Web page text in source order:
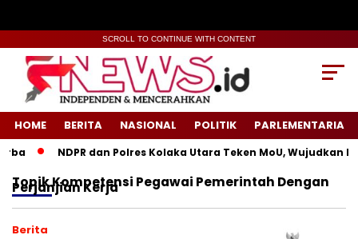
SCROLL TO CONTINUE WITH CONTENT
HOME BERITA NASIONAL POLITIK PARLEMENTARIA
NDPR dan Polres Kolaka Utara Teken MoU, Wujudkan
TopikKompetensi Pegawai Pemerintah Dengan
Perjanjian Kerja
Berita